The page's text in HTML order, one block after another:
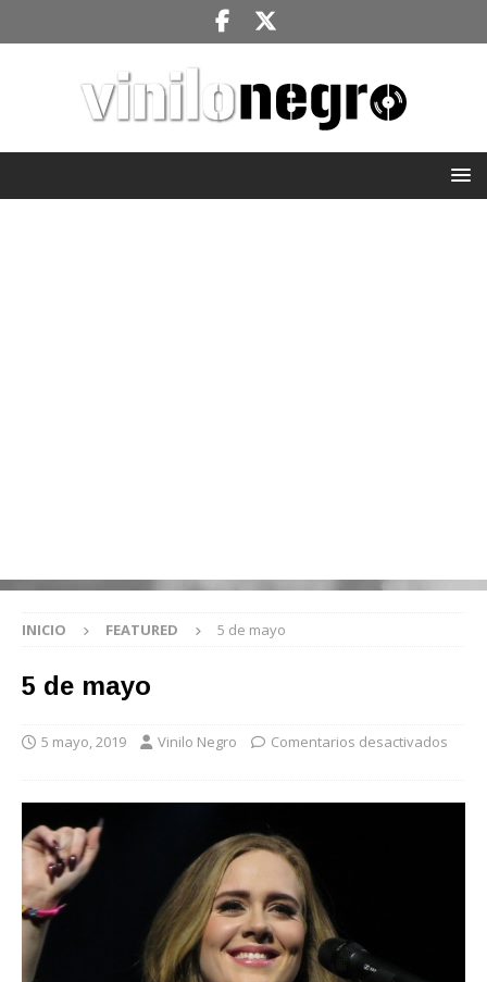
INICIO FEATURED 5 de mayo
5 de mayo
5 mayo, 2019 Vinilo Negro Comentarios desactivados